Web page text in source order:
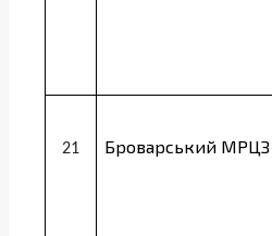
21 Броварський МРЦЗ